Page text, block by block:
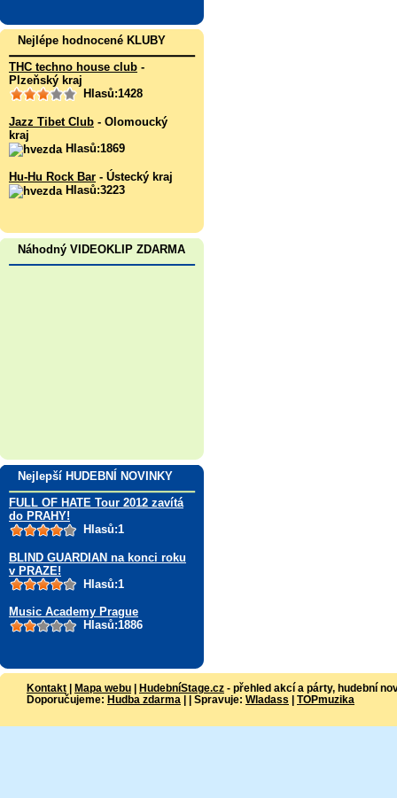
Nejlépe hodnocené KLUBY
THC techno house club -
Plzeňský kraj
Hlasů:1428
Jazz Tibet Club - Olomoucký
kraj
Hlasů:1869
Hu-Hu Rock Bar - Ústecký kraj
Hlasů:3223
Náhodný VIDEOKLIP ZDARMA
Nejlepší HUDEBNÍ NOVINKY
FULL OF HATE Tour 2012 zavítá
do PRAHY!
Hlasů:1
BLIND GUARDIAN na konci roku
v PRAZE!
Hlasů:1
Music Academy Prague
Hlasů:1886
Kontakt | Mapa webu | HudebníStage.cz - přehled akcí a párty, hudební
Doporučujeme: Hudba zdarma | | Spravuje: Wladass | TOPmuzika